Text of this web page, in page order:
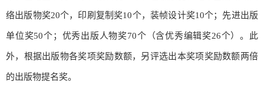
络出版物奖20个，印刷复制奖10个，装帧设计奖10个；先进出版
单位奖50个；优秀出版人物奖70个（含优秀编辑奖26个）。此
外，根据出版物各奖项奖励数额，另评选出本奖项奖励数额两倍
的出版物提名奖。